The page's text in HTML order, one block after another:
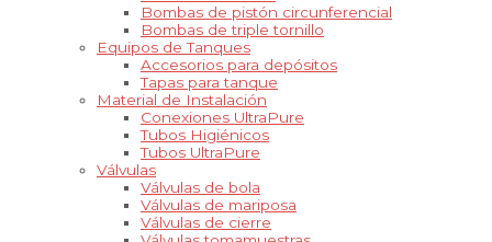
Bombas de pistón circunferencial
Bombas de triple tornillo
Equipos de Tanques
Accesorios para depósitos
Tapas para tanque
Material de Instalación
Conexiones UltraPure
Tubos Higiénicos
Tubos UltraPure
Válvulas
Válvulas de bola
Válvulas de mariposa
Válvulas de cierre